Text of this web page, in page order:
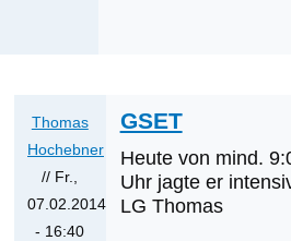
Thomas
Hochebner
// Fr.,
07.02.2014
- 16:40
GSET
Heute von mind.
Uhr jagte er
LG Thomas